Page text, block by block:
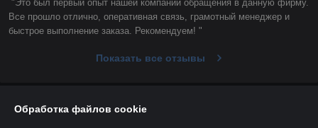
"Это был первый опыт нашей компании обращения в данную фирму.
Все прошло отлично, оперативная связь, грамотный менеджер и
быстрое выполнение заказа. Рекомендуем! "
Показать все отзывы
О нас
Обработка файлов cookie